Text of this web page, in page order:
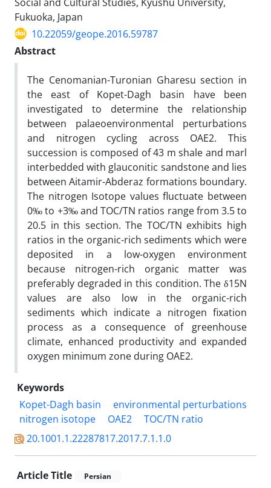
Fukuoka, Japan
10.22059/geope.2016.59787
Abstract
The Cenomanian-Turonian Gharesu section in
the east of Kopet-Dagh basin have been
investigated to determine the relationship
between palaeoenvironmental perturbations
and nitrogen cycling across OAE2. This
succession is composed of 43 m shale and marl
interbedded with glauconitic sandstone and lies
between Aitamir-Abderaz formations boundary.
The nitrogen Isotope values fluctuate between
0‰ to +3‰ and TOC/TN ratios range from 3.5 to
20.5 in this section. The TOC/TN exhibits high
ratios in the organic-rich sediments which were
deposited in a low-oxygen environment
because nitrogen-rich organic matter was
preferably degraded in this condition. The δ15N
values are also low in the organic-rich
sediments which indicate a nitrogen fixation
process as a consequence of greenhouse
climate, enhanced productivity and expanded
oxygen minimum zone during OAE2.
Keywords
Kopet-Dagh basin
environmental perturbations
nitrogen isotope
OAE2
TOC/TN ratio
20.1001.1.22287817.2017.7.1.1.0
Article Title Persian